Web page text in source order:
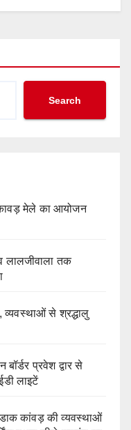
Search
मेले का आयोजन
लालजीवाला तक
व्यवस्थाओं से श्रद्धालु
प्रवेश द्वार से
लाइटें
डाक कांवड़ की व्यवस्थाओं